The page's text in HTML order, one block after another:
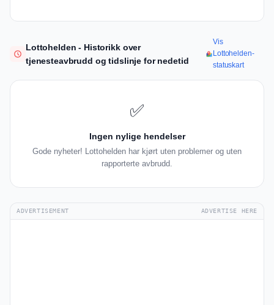
Lottohelden - Historikk over
tjenesteavbrudd og tidslinje for nedetid
Vis
Lottohelden-
statuskart
✅
Ingen nylige hendelser
Gode nyheter! Lottohelden har kjørt uten problemer og uten
rapporterte avbrudd.
ADVERTISEMENT ADVERTISE HERE